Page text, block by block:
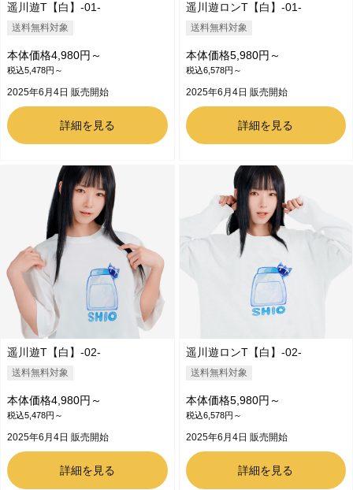
遥川遊T【白】-01-
送料無料対象
本体価格4,980円～
税込5,478円～
2025年6月4日 販売開始
詳細を見る
遥川遊ロンT【白】-01-
送料無料対象
本体価格5,980円～
税込6,578円～
2025年6月4日 販売開始
詳細を見る
遥川遊T【白】-02-
送料無料対象
本体価格4,980円～
税込5,478円～
2025年6月4日 販売開始
詳細を見る
遥川遊ロンT【白】-02-
送料無料対象
本体価格5,980円～
税込6,578円～
2025年6月4日 販売開始
詳細を見る